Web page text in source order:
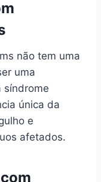
não tem uma
uma
síndrome
única da
e
afetados.